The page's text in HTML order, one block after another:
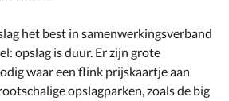
het best in samenwerkingsverband
opslag is duur. Er zijn grote
waar een flink prijskaartje aan
opslagparken, zoals de big